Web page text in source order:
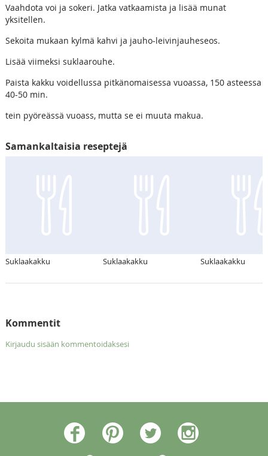
Vaahdota voi ja sokeri. Jatka vatkaamista ja lisää munat
yksitellen.
Sekoita mukaan kylmä kahvi ja jauho-leivinjauheseos.
Lisää viimeksi suklaarouhe.
Paista kakku voidellussa pitkänomaisessa vuoassa, 150 asteessa
40-50 min.
tein pyöreässä vuoass, mutta se ei muuta makua.
Samankaltaisia reseptejä
Suklaakakku Suklaakakku Suklaakakku
Kommentit
Kirjaudu sisään kommentoidaksesi